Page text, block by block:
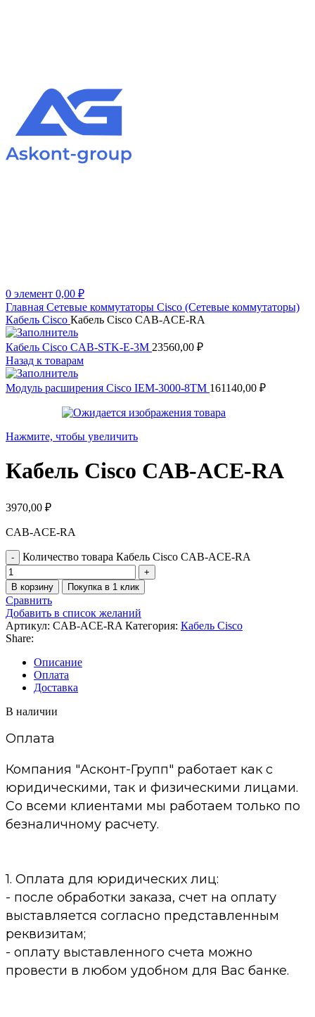
0 элемент 0,00 ₽
Главная Сетевые коммутаторы Cisco (Сетевые коммутаторы)
Кабель Cisco Кабель Cisco CAB-ACE-RA
Кабель Cisco CAB-STK-E-3M 23560,00 ₽
Назад к товарам
Модуль расширения Cisco IEM-3000-8TM 161140,00 ₽
Нажмите, чтобы увеличить
Кабель Cisco CAB-ACE-RA
3970,00 ₽
CAB-ACE-RA
Количество товара Кабель Cisco CAB-ACE-RA
В корзину Покупка в 1 клик
Сравнить
Добавить в список желаний
Артикул: CAB-ACE-RA Категория: Кабель Cisco
Share:
Описание
Оплата
Доставка
В наличии
Оплата
Компания "Асконт-Групп" работает как с
юридическими, так и физическими лицами.
Со всеми клиентами мы работаем только по
безналичному расчету.
1. Оплата для юридических лиц:
- после обработки заказа, счет на оплату
выставляется согласно представленным
реквизитам;
- оплату выставленного счета можно
провести в любом удобном для Вас банке.